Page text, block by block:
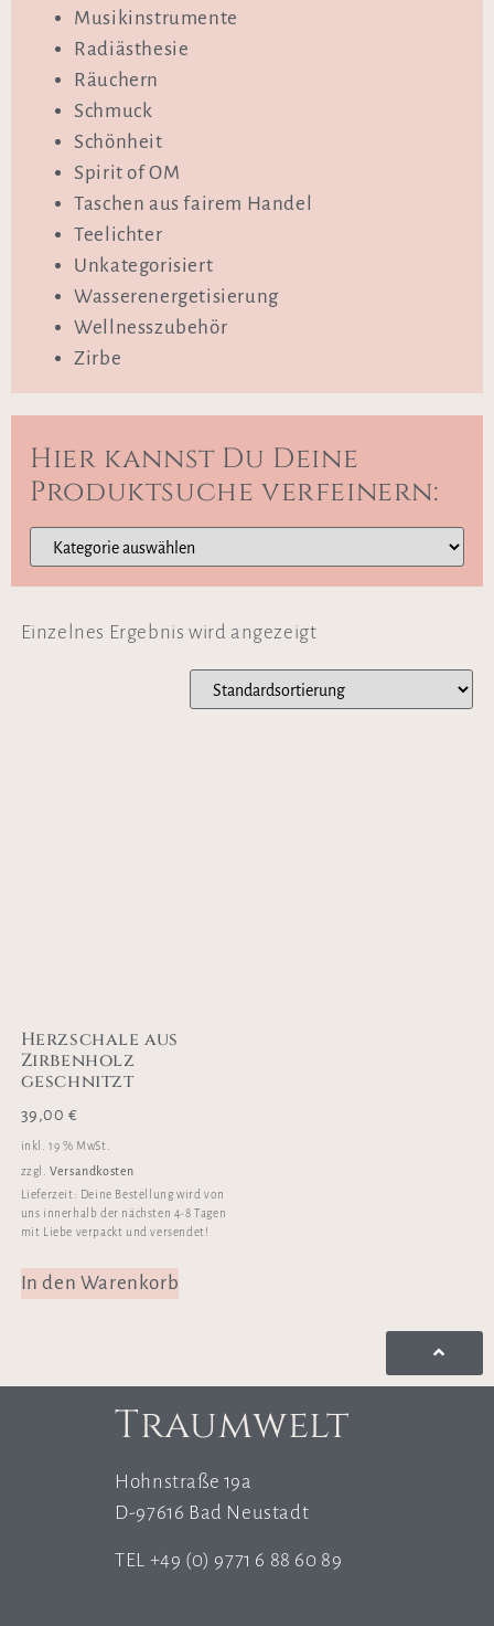
Musikinstrumente
Radiästhesie
Räuchern
Schmuck
Schönheit
Spirit of OM
Taschen aus fairem Handel
Teelichter
Unkategorisiert
Wasserenergetisierung
Wellnesszubehör
Zirbe
Hier kannst Du Deine
Produktsuche verfeinern:
Einzelnes Ergebnis wird angezeigt
Herzschale aus
Zirbenholz
geschnitzt
39,00€
inkl. 19 % MwSt.
zzgl.Versandkosten
Lieferzeit: Deine Bestellung wird von
uns innerhalb der nächsten 4-8 Tagen
mit Liebe verpackt und versendet!
In den Warenkorb
Traumwelt
Hohnstraße 19a
D-97616 Bad Neustadt
TEL +49 (0) 9771 6 88 60 89